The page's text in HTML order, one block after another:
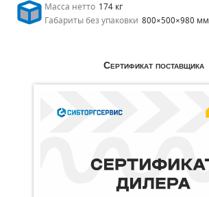
Масса нетто 174 кг
Габариты без упаковки 800×500×980 мм
Сертификат поставщика